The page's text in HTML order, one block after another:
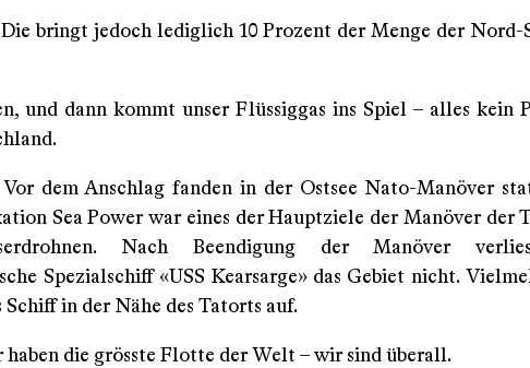
Die bringt jedoch lediglich 10 Prozent der Menge der Nord-
und dann kommt unser Flüssiggas ins Spiel – alles kein
Vor dem Anschlag fanden in der Ostsee Nato-Manöver
Sea Power war eines der Hauptziele der Manöver der
Nach Beendigung der Manöver
Spezialschiff «USS Kearsarge» das Gebiet nicht.
Schiff in der Nähe des Tatorts auf.
haben die grösste Flotte der Welt – wir sind überall.